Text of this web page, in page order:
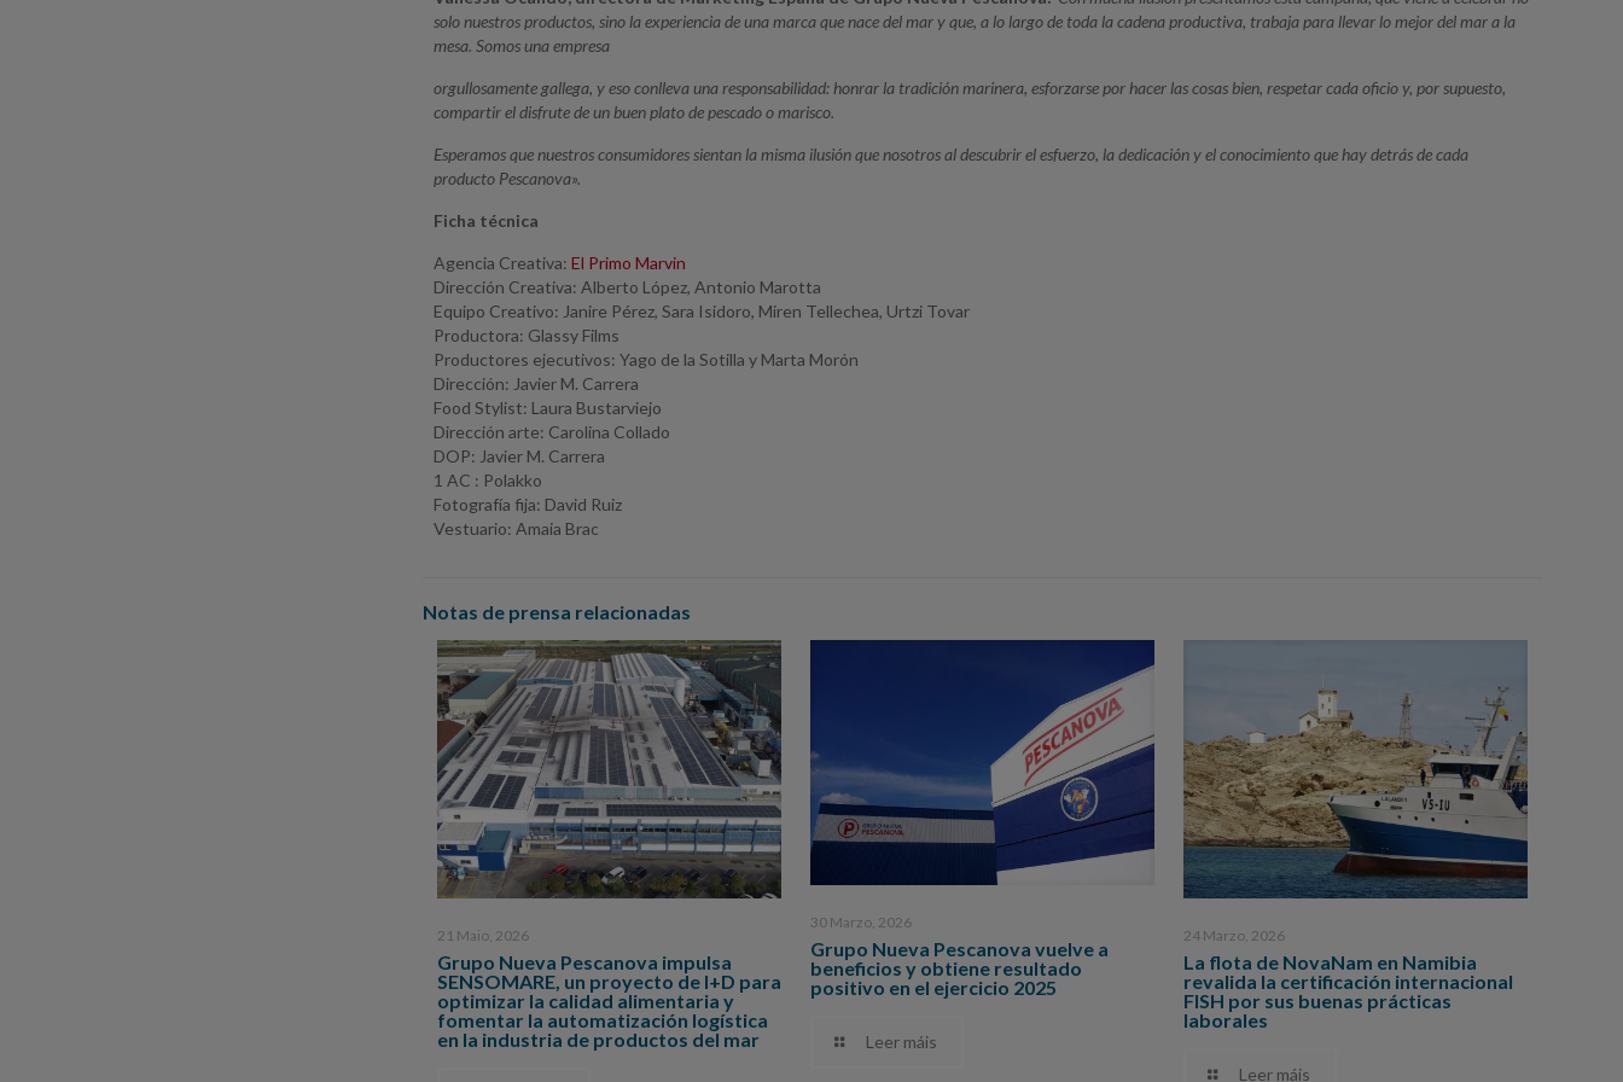
solo nuestros productos, sino la experiencia de una marca que nace del mar y que, a lo largo de toda la cadena productiva, trabaja para llevar lo mejor del mar a la
mesa. Somos una empresa
orgullosamente gallega, y eso conlleva una responsabilidad: honrar la tradición marinera, esforzarse por hacer las cosas bien, respetar cada oficio y, por supuesto,
compartir el disfrute de un buen plato de pescado o marisco.
Esperamos que nuestros consumidores sientan la misma ilusión que nosotros al descubrir el esfuerzo, la dedicación y el conocimiento que hay detrás de cada
producto Pescanova».
Ficha técnica
Agencia Creativa:El Primo Marvin
Dirección Creativa: Alberto López, Antonio Marotta
Equipo Creativo: Janire Pérez, Sara Isidoro, Miren Tellechea, Urtzi Tovar
Productora: Glassy Films
Productores ejecutivos: Yago de la Sotilla y Marta Morón
Dirección: Javier M. Carrera
Food Stylist: Laura Bustarviejo
Dirección arte: Carolina Collado
DOP: Javier M. Carrera
1 AC : Polakko
Fotografía fija: David Ruiz
Vestuario: Amaia Brac
Notas de prensa relacionadas
21 Maio, 2026
Grupo Nueva Pescanova impulsa
SENSOMARE, un proyecto de I+D para
optimizar la calidad alimentaria y
fomentar la automatización logística
en la industria de productos del mar
30 Marzo, 2026
Grupo Nueva Pescanova vuelve a
beneficios y obtiene resultado
positivo en el ejercicio 2025
Leer máis
24 Marzo, 2026
La flota de NovaNam en Namibia
revalida la certificación internacional
FISH por sus buenas prácticas
laborales
Leer máis